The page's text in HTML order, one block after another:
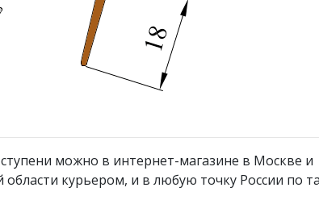
можно в интернет-магазине в Москве и
области курьером, и в любую точку России по